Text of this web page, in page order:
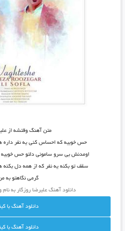
متن آهنگ وقتشه از
حس خوبیه که احساس کنی یه نفر داره
اومدنش بی سرو سامونی دلتو حس خوبیه
سقف تو بکنه یه نفر که از همه دل بکنه
گرمی نگاهتو به
دانلود آهنگ علیرضا روزگار به
دانلود آهنگ با
دانلود آهنگ با